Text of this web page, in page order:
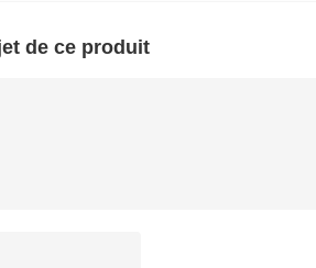
de ce produit